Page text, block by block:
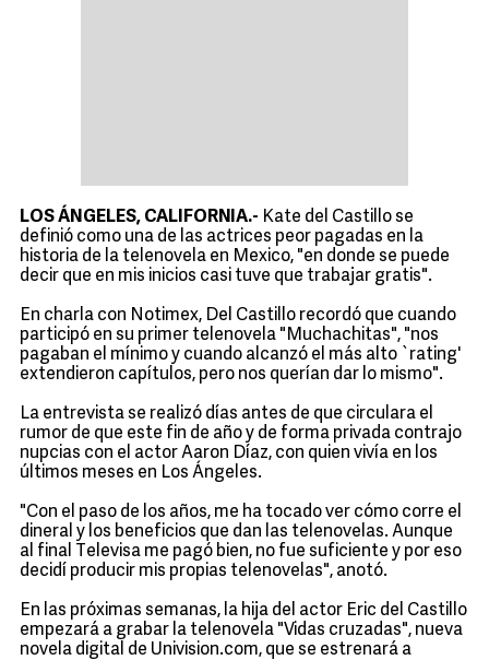
LOS ÁNGELES, CALIFORNIA.- Kate del Castillo se
definió como una de las actrices peor pagadas en la
historia de la telenovela en Mexico, "en donde se puede
decir que en mis inicios casi tuve que trabajar gratis".
En charla con Notimex, Del Castillo recordó que cuando
participó en su primer telenovela "Muchachitas", "nos
pagaban el mínimo y cuando alcanzó el más alto `rating'
extendieron capítulos, pero nos querían dar lo mismo".
La entrevista se realizó días antes de que circulara el
rumor de que este fin de año y de forma privada contrajo
nupcias con el actor Aaron Díaz, con quien vivía en los
últimos meses en Los Ángeles.
"Con el paso de los años, me ha tocado ver cómo corre el
dineral y los beneficios que dan las telenovelas. Aunque
al final Televisa me pagó bien, no fue suficiente y por eso
decidí producir mis propias telenovelas", anotó.
En las próximas semanas, la hija del actor Eric del Castillo
empezará a grabar la telenovela "Vidas cruzadas", nueva
novela digital de Univision.com, que se estrenará a